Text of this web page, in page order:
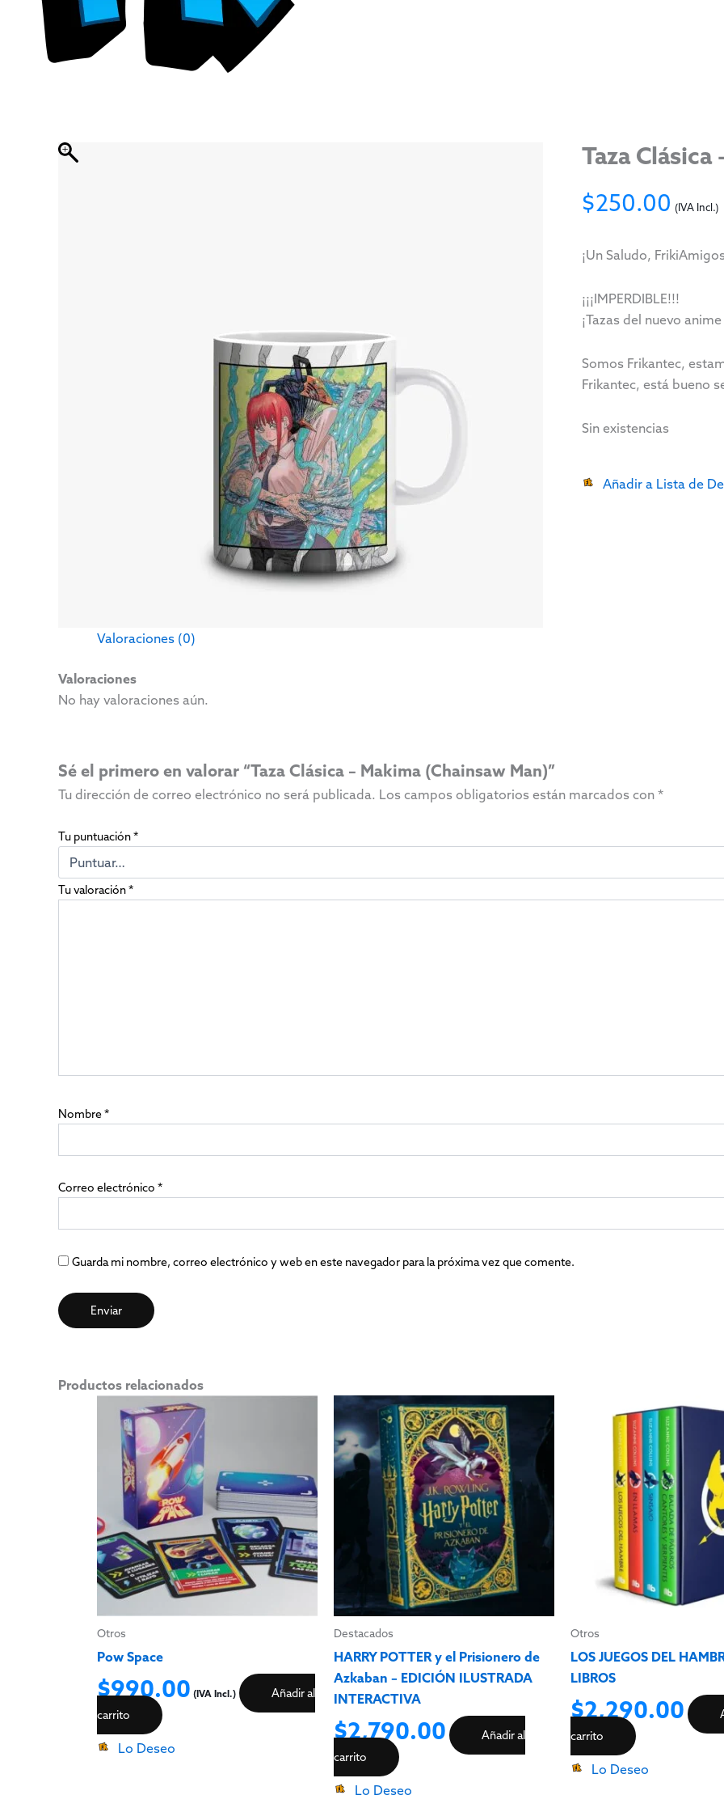
Taza
$250.00 (IVA Incl.)
¡Un Saludo,
¡¡¡IMPERDIBLE!!!
¡Tazas del nuevo
Somos Frikantec,
Frikantec, está bueno
Sin existencias
Añadir a Lista de
Valoraciones (0)
Valoraciones
No hay valoraciones aún.
Sé el primero en valorar “Taza Clásica – Makima (Chainsaw Man)”
Tu dirección de correo electrónico no será publicada. Los campos obligatorios están marcados con *
Tu puntuación*
Tu valoración*
Nombre*
Correo electrónico *
Guarda mi nombre, correo electrónico y web en este navegador para la próxima vez que comente.
Productos relacionados
Otros
Pow Space
$990.00 (IVA Incl.)
Añadir al
carrito
Lo Deseo
Destacados
HARRY POTTER y el Prisionero de
Azkaban – EDICIÓN ILUSTRADA
INTERACTIVA
$2,790.00
Añadir al
carrito
Lo Deseo
Otros
LOS JUEGOS DEL
LIBROS
$2,290.00
carrito
Lo Deseo